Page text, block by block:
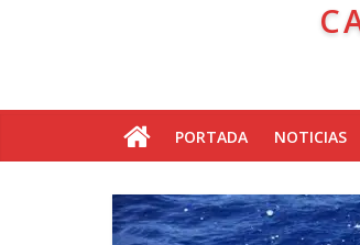
PORTADA NOTICIAS